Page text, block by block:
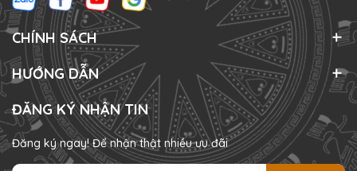
CHÍNH SÁCH
HƯỚNG DẪN
ĐĂNG KÝ NHẬN TIN
Đăng ký ngay! Để nhận thật nhiều ưu đãi